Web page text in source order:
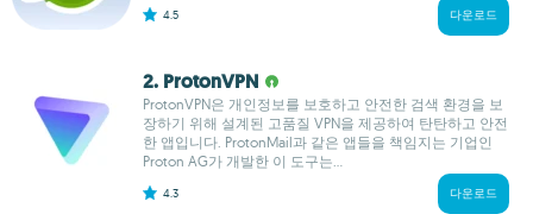
4.5 다운로드
2. ProtonVPN
ProtonVPN은 개인정보를 보호하고 안전한 검색 환경을 보
장하기 위해 설계된 고품질 VPN을 제공하여 탄탄하고 안전
한 앱입니다. ProtonMail과 같은 앱들을 책임지는 기업인
Proton AG가 개발한 이 도구는...
4.3 다운로드